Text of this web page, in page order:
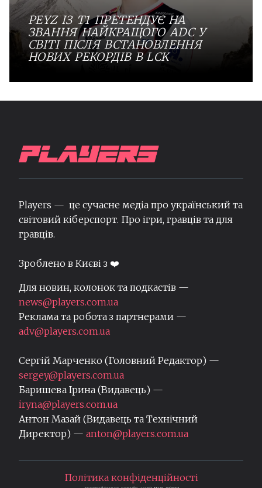
PEYZ ІЗ T1 ПРЕТЕНДУЄ НА
ЗВАННЯ НАЙКРАЩОГО ADC У
СВІТІ ПІСЛЯ ВСТАНОВЛЕННЯ
НОВИХ РЕКОРДІВ В LCK
Players — це сучасне медіа про український та
світовий кіберспорт. Про ігри, гравців та для
гравців.
Зроблено в Києві з ❤️
Для новин, колонок та подкастів —
news@players.com.ua
Реклама та робота з партнерами —
adv@players.com.ua
Сергій Марченко (Головний Редактор) —
sergey@players.com.ua
Баришева Ірина (Видавець) —
iryna@players.com.ua
Антон Мазай (Видавець та Технічний
Директор) — anton@players.com.ua
Політика конфіденційності